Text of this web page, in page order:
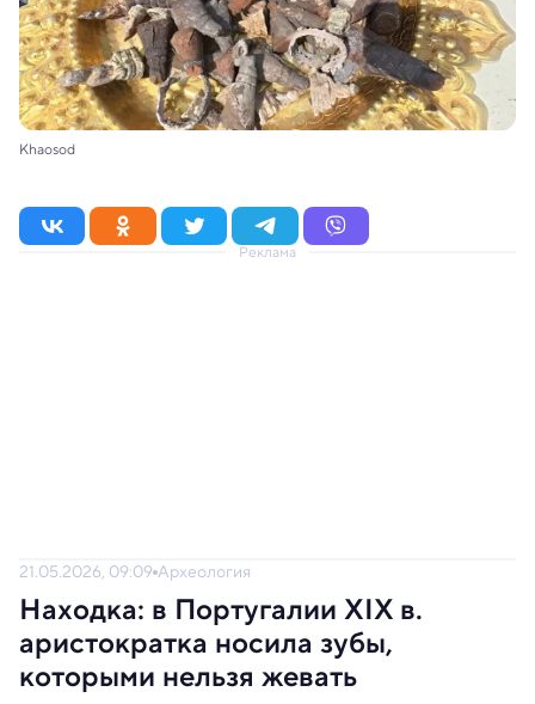
Khaosod
Реклама
21.05.2026, 09:09 Археология
Находка: в Португалии XIX в.
аристократка носила зубы,
которыми нельзя жевать